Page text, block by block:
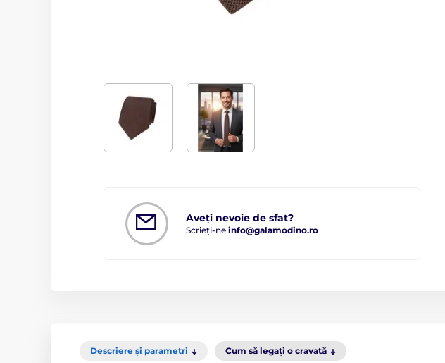
Aveți nevoie de sfat?
Scrieți-ne info@galamodino.ro
Descriere și parametri Cum să legați o cravată